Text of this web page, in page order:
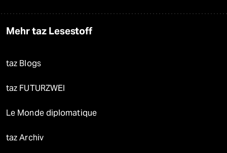
Mehr taz Lesestoff
taz Blogs
taz FUTURZWEI
Le Monde diplomatique
taz Archiv